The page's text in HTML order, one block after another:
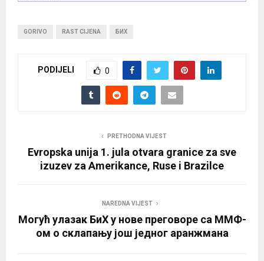
GORIVO RAST CIJENA БИХ
PODIJELI 0
PRETHODNA VIJEST
Evropska unija 1. jula otvara granice za sve
izuzev za Amerikance, Ruse i Brazilce
NAREDNA VIJEST
Могућ улазак БиХ у нове преговоре са ММФ-
ом о склапању још једног аранжмана